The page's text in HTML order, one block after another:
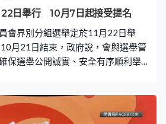
火災。又質疑為何允許住戶在大廈
情況下繼續居住，形容屬系統性失
適合本地情況的規例，既不會過於
生。 專家認為，建築條例、
22日舉行 10月7日起接受提名
會界別分組選舉定於11月22日舉
月21日結束，政府說，會與選舉管
保選舉公開誠實、安全有序順利舉
票人選舉產生，一共有五個界別共
期為10月7日至20日，細節適時公